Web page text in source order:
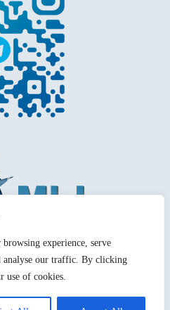
browsing experience, serve
analyse our traffic. By clicking
use of cookies.